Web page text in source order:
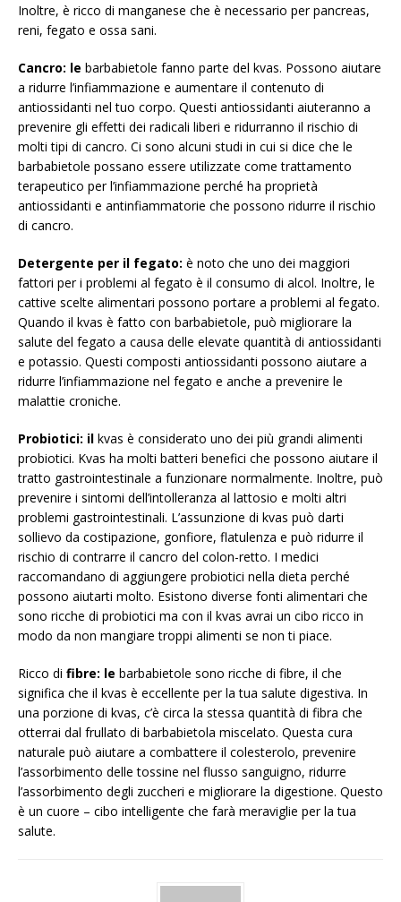
Inoltre, è ricco di manganese che è necessario per pancreas,
reni, fegato e ossa sani.
Cancro: le barbabietole fanno parte del kvas. Possono aiutare
a ridurre l’infiammazione e aumentare il contenuto di
antiossidanti nel tuo corpo. Questi antiossidanti aiuteranno a
prevenire gli effetti dei radicali liberi e ridurranno il rischio di
molti tipi di cancro. Ci sono alcuni studi in cui si dice che le
barbabietole possano essere utilizzate come trattamento
terapeutico per l’infiammazione perché ha proprietà
antiossidanti e antinfiammatorie che possono ridurre il rischio
di cancro.
Detergente per il fegato: è noto che uno dei maggiori
fattori per i problemi al fegato è il consumo di alcol. Inoltre, le
cattive scelte alimentari possono portare a problemi al fegato.
Quando il kvas è fatto con barbabietole, può migliorare la
salute del fegato a causa delle elevate quantità di antiossidanti
e potassio. Questi composti antiossidanti possono aiutare a
ridurre l’infiammazione nel fegato e anche a prevenire le
malattie croniche.
Probiotici: il kvas è considerato uno dei più grandi alimenti
probiotici. Kvas ha molti batteri benefici che possono aiutare il
tratto gastrointestinale a funzionare normalmente. Inoltre, può
prevenire i sintomi dell’intolleranza al lattosio e molti altri
problemi gastrointestinali. L’assunzione di kvas può darti
sollievo da costipazione, gonfiore, flatulenza e può ridurre il
rischio di contrarre il cancro del colon-retto. I medici
raccomandano di aggiungere probiotici nella dieta perché
possono aiutarti molto. Esistono diverse fonti alimentari che
sono ricche di probiotici ma con il kvas avrai un cibo ricco in
modo da non mangiare troppi alimenti se non ti piace.
Ricco di fibre: le barbabietole sono ricche di fibre, il che
significa che il kvas è eccellente per la tua salute digestiva. In
una porzione di kvas, c’è circa la stessa quantità di fibra che
otterrai dal frullato di barbabietola miscelato. Questa cura
naturale può aiutare a combattere il colesterolo, prevenire
l’assorbimento delle tossine nel flusso sanguigno, ridurre
l’assorbimento degli zuccheri e migliorare la digestione. Questo
è un cuore – cibo intelligente che farà meraviglie per la tua
salute.